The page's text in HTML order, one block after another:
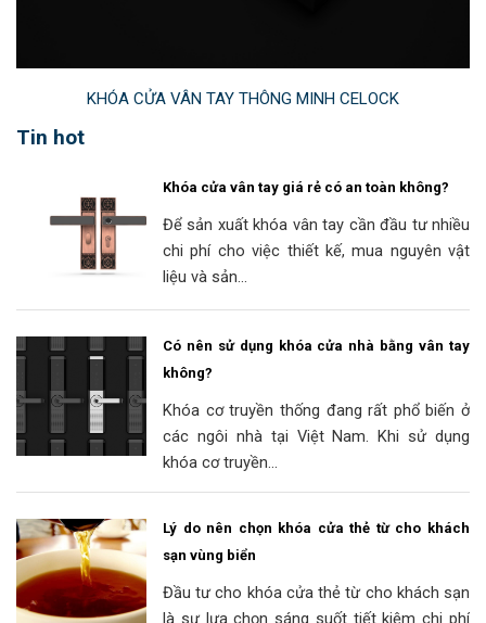
KHÓA CỬA VÂN TAY THÔNG MINH CELOCK
Tin hot
Khóa cửa vân tay giá rẻ có an toàn không?
Để sản xuất khóa vân tay cần đầu tư nhiều
chi phí cho việc thiết kế, mua nguyên vật
liệu và sản...
Có nên sử dụng khóa cửa nhà bằng vân tay
không?
Khóa cơ truyền thống đang rất phổ biến ở
các ngôi nhà tại Việt Nam. Khi sử dụng
khóa cơ truyền...
Lý do nên chọn khóa cửa thẻ từ cho khách
sạn vùng biển
Đầu tư cho khóa cửa thẻ từ cho khách sạn
là sự lựa chọn sáng suốt tiết kiệm chi phí